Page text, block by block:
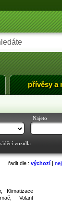
přívěsy a
Najeto
vozidla
řadit dle : výchozí |
Klimatizace
Volant